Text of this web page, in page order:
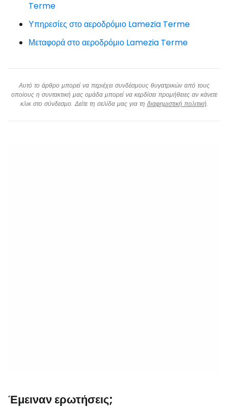
Terme
Υπηρεσίες στο αεροδρόμιο Lamezia Terme
Μεταφορά στο αεροδρόμιο Lamezia Terme
Αυτό το άρθρο μπορεί να περιέχει συνδέσμους θυγατρικών από τους
οποίους η συντακτική μας ομάδα μπορεί να κερδίσει προμήθειες αν κάνετε
κλικ στο σύνδεσμο. Δείτε τη σελίδα μας για τη διαφημιστική πολιτική.
Έμειναν ερωτήσεις;